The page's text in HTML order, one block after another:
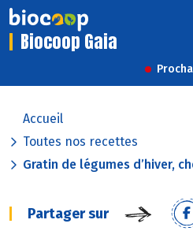
Biocoop Gaia
Accueil
Toutes nos recettes
Gratin de légumes d’hiver,
Partager sur